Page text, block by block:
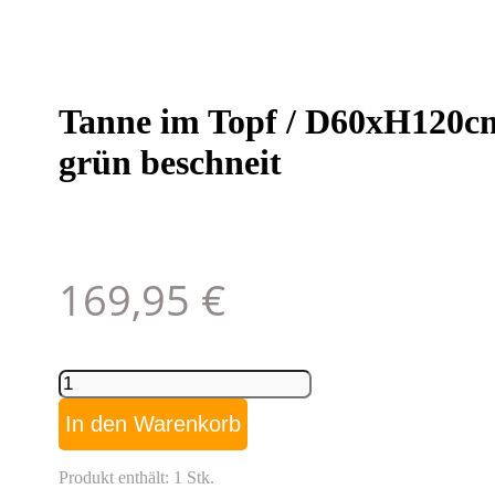
Tanne im Topf /
grün beschneit
169,95 €
Tanne
im
Topf
/
In den Warenkorb
Produkt enthält: 1 Stk.